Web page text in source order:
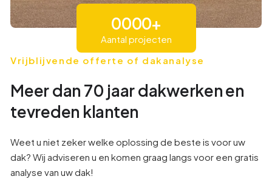
0
1
9
1
0
1
2
3
0
1
2
3
0
1
2
3
+
Aantal projecten
Vrijblijvende offerte of dakanalyse
Meer dan 70 jaar dakwerken en
tevreden klanten
Weet u niet zeker welke oplossing de beste is voor uw
dak? Wij adviseren u en komen graag langs voor een gratis
analyse van uw dak!